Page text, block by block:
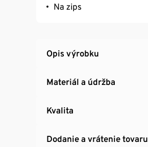
Na zips
Opis výrobku
Materiál a údržba
Kvalita
Dodanie a vrátenie tovaru